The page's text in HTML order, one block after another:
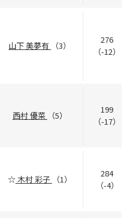
山下 美夢有 （3）
276
（-12）
西村 優菜 （5）
199
（-17）
☆木村 彩子 （1）
284
（-4）